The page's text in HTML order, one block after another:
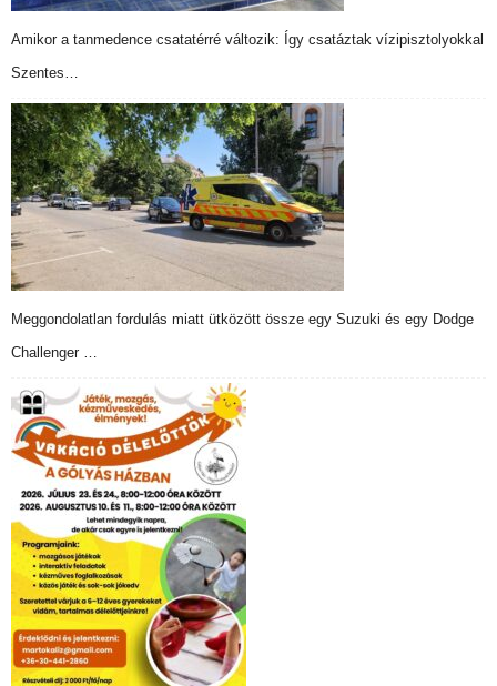
Amikor a tanmedence csatatérré változik: Így csatáztak vízipisztolyokkal
Szentes…
Meggondolatlan fordulás miatt ütközött össze egy Suzuki és egy Dodge
Challenger …